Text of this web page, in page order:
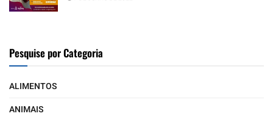
Pesquise por Categoria
ALIMENTOS
ANIMAIS